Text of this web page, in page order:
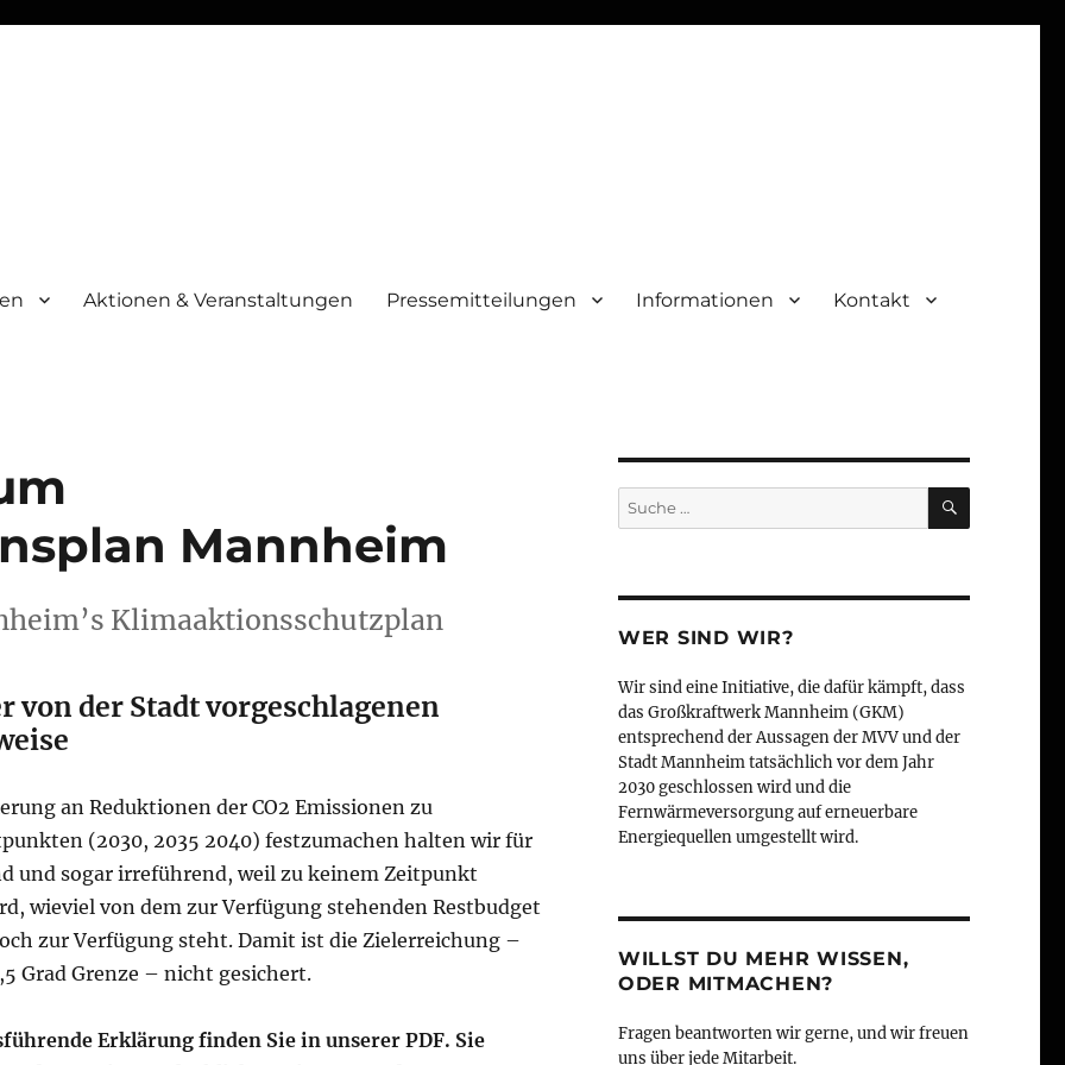
Aktionen & Veranstaltungen Pressemitteilungen Informationen Kontakt
Mannheim
Klimaaktionsschutzplan
von der Stadt vorgeschlagenen
an Reduktionen der CO2 Emissionen zu
(2030, 2035 2040) festzumachen halten wir für
und sogar irreführend, weil zu keinem Zeitpunkt
wieviel von dem zur Verfügung stehenden Restbudget
zur Verfügung steht. Damit ist die Zielerreichung –
Grad Grenze – nicht gesichert.
Erklärung finden Sie in unserer PDF. Sie
Suche
nach:
SUCHEN
WER SIND WIR?
Wir sind eine Initiative, die dafür kämpft, dass
das Großkraftwerk Mannheim (GKM)
entsprechend der Aussagen der MVV und der
Stadt Mannheim tatsächlich vor dem Jahr
2030 geschlossen wird und die
Fernwärmeversorgung auf erneuerbare
Energiequellen umgestellt wird.
WILLST DU MEHR WISSEN,
ODER MITMACHEN?
Fragen beantworten wir gerne, und wir freuen
uns über jede Mitarbeit.